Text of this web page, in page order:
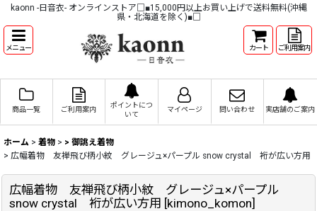
kaonn -日音衣- オンラインストア□■15,000円以上お買い上げで送料無料(沖縄
県・北海道を除く)■□
メニュー カート ご利用案内
商品一覧 ご利用案内
ポイントにつ
いて
マイページ 問い合わせ 実店舗のご案内
ホーム > 着物 > > 御誂え着物
> 広幅着物 友禅飛び柄小紋 グレージュ×パープル snow crystal 裄が広い方用
広幅着物 友禅飛び柄小紋 グレージュ×パープル
snow crystal 裄が広い方用 [kimono_komon]